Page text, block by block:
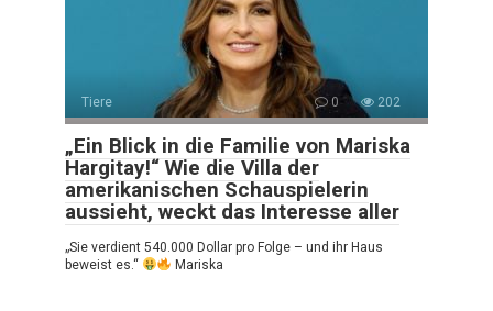
Tiere 0 202
„Ein Blick in die Familie von Mariska
Hargitay!“ Wie die Villa der
amerikanischen Schauspielerin
aussieht, weckt das Interesse aller
„Sie verdient 540.000 Dollar pro Folge – und ihr Haus
beweist es.“
Mariska